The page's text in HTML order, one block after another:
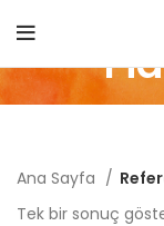
Ana Sayfa
Tek bir sonuç